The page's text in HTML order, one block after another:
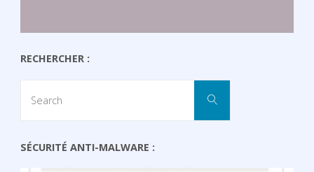
RECHERCHER :
Search
SÉCURITÉ ANTI-MALWARE :